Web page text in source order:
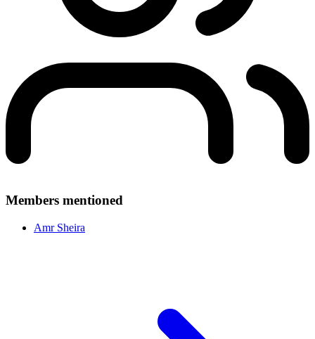
Members mentioned
Amr Sheira